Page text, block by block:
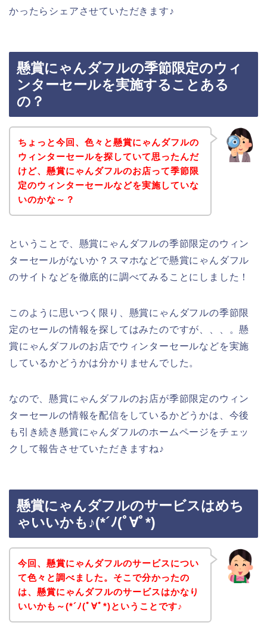
かったらシェアさせていただきます♪
懸賞にゃんダフルの季節限定のウィ
ンターセールを実施することある
の？
ちょっと今回、色々と懸賞にゃんダフルの
ウィンターセールを探していて思ったんだ
けど、懸賞にゃんダフルのお店って季節限
定のウィンターセールなどを実施していな
いのかな～？
ということで、懸賞にゃんダフルの季節限定のウィン
ターセールがないか？スマホなどで懸賞にゃんダフル
のサイトなどを徹底的に調べてみることにしました！
このように思いつく限り、懸賞にゃんダフルの季節限
定のセールの情報を探してはみたのですが、、、。懸
賞にゃんダフルのお店でウィンターセールなどを実施
しているかどうかは分かりませんでした。
なので、懸賞にゃんダフルのお店が季節限定のウィン
ターセールの情報を配信をしているかどうかは、今後
も引き続き懸賞にゃんダフルのホームページをチェッ
クして報告させていただきますね♪
懸賞にゃんダフルのサービスはめち
ゃいいかも♪(*´ﾉ(ﾟ∀ﾟ*)
今回、懸賞にゃんダフルのサービスについ
て色々と調べました。そこで分かったの
は、懸賞にゃんダフルのサービスはかなり
いいかも～(*´ﾉ(ﾟ∀ﾟ*)ということです♪